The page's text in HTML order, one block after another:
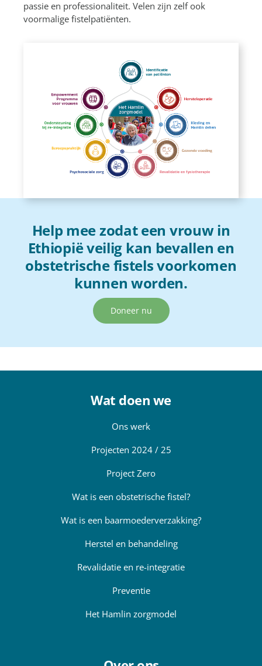
passie en professionaliteit. Velen zijn zelf ook
voormalige fistelpatiënten.
Help mee zodat een vrouw in
Ethiopië veilig kan bevallen en
obstetrische fistels voorkomen
kunnen worden.
Doneer nu
Wat doen we
Ons werk
Projecten 2024 / 25
Project Zero
Wat is een obstetrische fistel?
Wat is een baarmoederverzakking?
Herstel en behandeling
Revalidatie en re-integratie
Preventie
Het Hamlin zorgmodel